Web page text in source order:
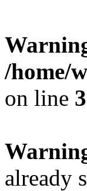
/home/
on line
already